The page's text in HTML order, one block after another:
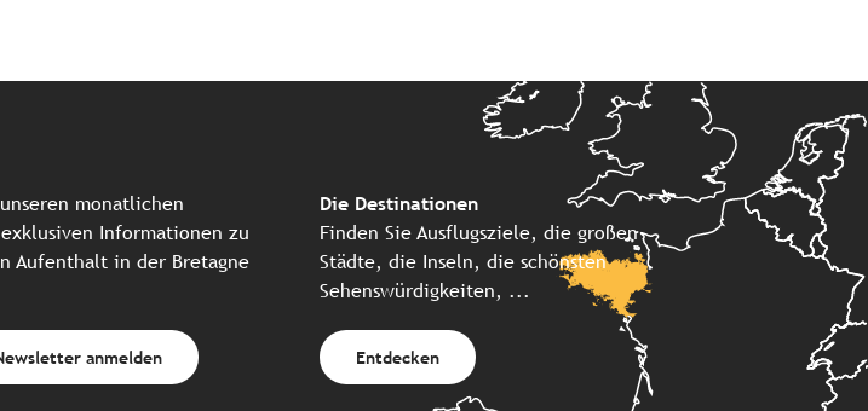
monatlichen
Informationen zu
Aufenthalt in der Bretagne
anmelden
Die Destinationen
Finden Sie Ausflugsziele, die großen
Städte, die Inseln, die schönsten
Sehenswürdigkeiten, ...
Entdecken